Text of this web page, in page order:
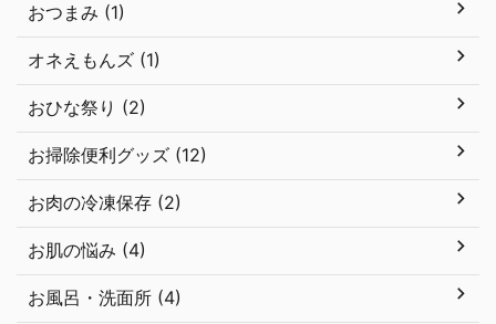
おつまみ (1)
オネえもんズ (1)
おひな祭り (2)
お掃除便利グッズ (12)
お肉の冷凍保存 (2)
お肌の悩み (4)
お風呂・洗面所 (4)